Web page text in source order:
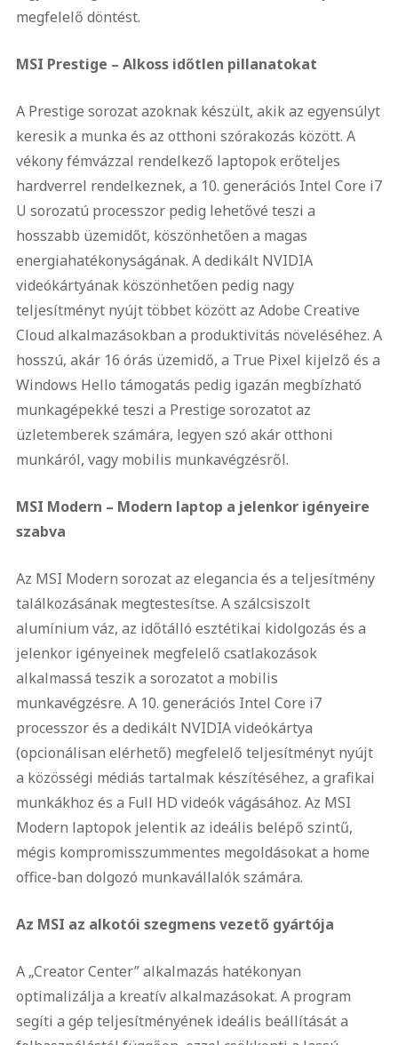
megfelelő döntést.
MSI Prestige – Alkoss időtlen pillanatokat
A Prestige sorozat azoknak készült, akik az egyensúlyt
keresik a munka és az otthoni szórakozás között. A
vékony fémvázzal rendelkező laptopok erőteljes
hardverrel rendelkeznek, a 10. generációs Intel Core i7
U sorozatú processzor pedig lehetővé teszi a
hosszabb üzemidőt, köszönhetően a magas
energiahatékonyságának. A dedikált NVIDIA
videókártyának köszönhetően pedig nagy
teljesítményt nyújt többet között az Adobe Creative
Cloud alkalmazásokban a produktivitás növeléséhez. A
hosszú, akár 16 órás üzemidő, a True Pixel kijelző és a
Windows Hello támogatás pedig igazán megbízható
munkagépekké teszi a Prestige sorozatot az
üzletemberek számára, legyen szó akár otthoni
munkáról, vagy mobilis munkavégzésről.
MSI Modern – Modern laptop a jelenkor igényeire
szabva
Az MSI Modern sorozat az elegancia és a teljesítmény
találkozásának megtestesítse. A szálcsiszolt
alumínium váz, az időtálló esztétikai kidolgozás és a
jelenkor igényeinek megfelelő csatlakozások
alkalmassá teszik a sorozatot a mobilis
munkavégzésre. A 10. generációs Intel Core i7
processzor és a dedikált NVIDIA videókártya
(opcionálisan elérhető) megfelelő teljesítményt nyújt
a közösségi médiás tartalmak készítéséhez, a grafikai
munkákhoz és a Full HD videók vágásához. Az MSI
Modern laptopok jelentik az ideális belépő szintű,
mégis kompromisszummentes megoldásokat a home
office-ban dolgozó munkavállalók számára.
Az MSI az alkotói szegmens vezető gyártója
A „Creator Center” alkalmazás hatékonyan
optimalizálja a kreatív alkalmazásokat. A program
segíti a gép teljesítményének ideális beállítását a